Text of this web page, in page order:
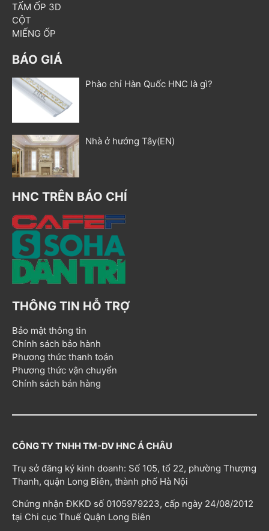
TẤM ỐP 3D
CỘT
MIẾNG ỐP
BÁO GIÁ
Phào chỉ Hàn Quốc HNC là gì?
Nhà ở hướng Tây(EN)
HNC TRÊN BÁO CHÍ
THÔNG TIN HỖ TRỢ
Bảo mật thông tin
Chính sách bảo hành
Phương thức thanh toán
Phương thức vận chuyển
Chính sách bán hàng
CÔNG TY TNHH TM-DV HNC Á CHÂU
Trụ sở đăng ký kinh doanh: Số 105, tổ 22, phường Thượng
Thanh, quận Long Biên, thành phố Hà Nội
Chứng nhận ĐKKD số 0105979223, cấp ngày 24/08/2012
tại Chi cục Thuế Quận Long Biên